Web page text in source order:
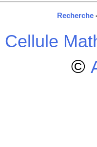
Recherche
Cellule
©